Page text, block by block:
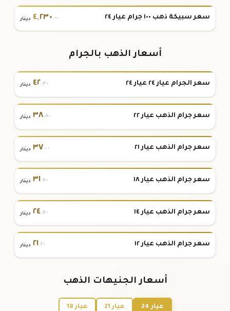
سعر سبيكة ذهب ١٠٠ جرام عيار ٢٤ ٤,٢٣٠.٠٠ دينار
أسعار الذهب بالجرام
سعر الجرام عيار ٢٤ عيار ٢٤ ٤٢.٣٠ دينار
سعر جرام الذهب عيار ٢٢ ٣٨.٨٠ دينار
سعر جرام الذهب عيار ٢١ ٣٧.٠٠ دينار
سعر جرام الذهب عيار ١٨ ٣١.٧٠ دينار
سعر جرام الذهب عيار ١٤ ٢٤.٧٠ دينار
سعر جرام الذهب عيار ١٢ ٢١.٢٠ دينار
أسعار الجنيهات الذهب
عيار 24 عيار 21 عيار 18